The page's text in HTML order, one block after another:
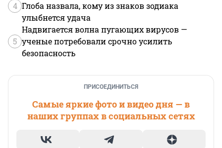
4 Глоба назвала, кому из знаков зодиака
улыбнется удача
5
Надвигается волна пугающих вирусов —
ученые потребовали срочно усилить
безопасность
ПРИСОЕДИНИТЬСЯ
Самые яркие фото и видео дня — в
наших группах в социальных сетях